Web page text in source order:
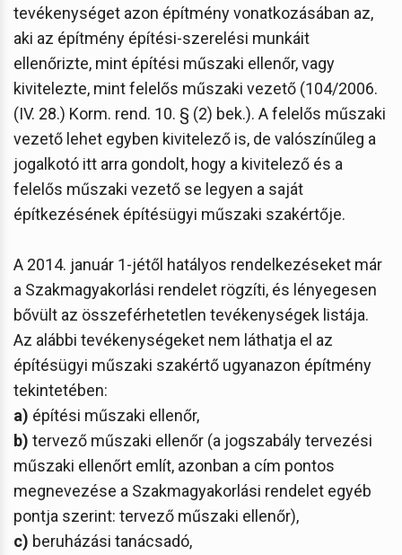
tevékenységet azon építmény vonatkozásában az,
aki az építmény építési-szerelési munkáit
ellenőrizte, mint építési műszaki ellenőr, vagy
kivitelezte, mint felelős műszaki vezető (104/2006.
(IV. 28.) Korm. rend. 10. § (2) bek.). A felelős műszaki
vezető lehet egyben kivitelező is, de valószínűleg a
jogalkotó itt arra gondolt, hogy a kivitelező és a
felelős műszaki vezető se legyen a saját
építkezésének építésügyi műszaki szakértője.
A 2014. január 1-jétől hatályos rendelkezéseket már
a Szakmagyakorlási rendelet rögzíti, és lényegesen
bővült az összeférhetetlen tevékenységek listája.
Az alábbi tevékenységeket nem láthatja el az
építésügyi műszaki szakértő ugyanazon építmény
tekintetében:
a) építési műszaki ellenőr,
b) tervező műszaki ellenőr (a jogszabály tervezési
műszaki ellenőrt említ, azonban a cím pontos
megnevezése a Szakmagyakorlási rendelet egyéb
pontja szerint: tervező műszaki ellenőr),
c) beruházási tanácsadó,